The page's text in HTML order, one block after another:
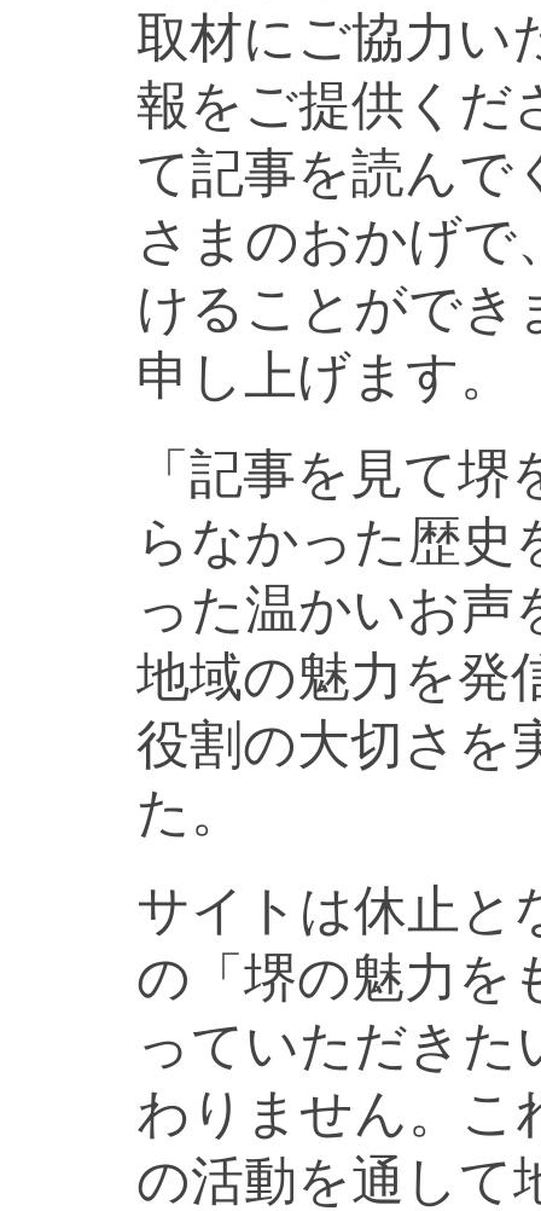
取材にご協力い
報をご提供くだ
て記事を読んで
さまのおかげで
けることができ
申し上げます。
「記事を見て
らなかった歴史
った温かいお声
地域の魅力を発
役割の大切さを
た。
サイトは休止と
の「堺の魅力を
っていただきた
わりません。こ
の活動を通して